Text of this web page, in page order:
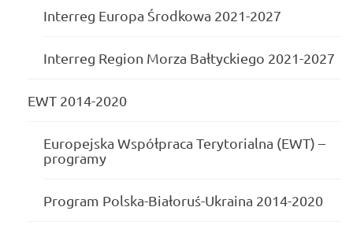
Interreg Europa Środkowa 2021-2027
Interreg Region Morza Bałtyckiego 2021-2027
EWT 2014-2020
Europejska Współpraca Terytorialna (EWT) –
programy
Program Polska-Białoruś-Ukraina 2014-2020